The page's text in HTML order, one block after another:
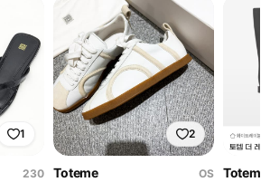
1
230
2
Toteme
OS
Toteme